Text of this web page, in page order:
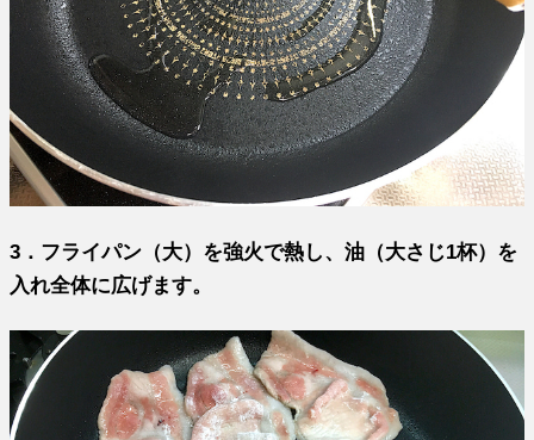
3．フライパン（大）を強火で熱し、油（大さじ1杯）を
入れ全体に広げます。